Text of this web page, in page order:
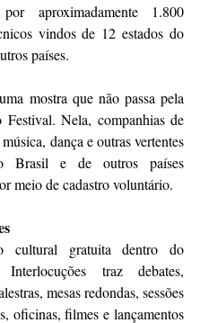
aproximadamente 1.800
vindos de 12 estados do
países.
mostra que não passa pela
Festival. Nela, companhias de
dança e outras vertentes
Brasil e de outros países
meio de cadastro voluntário.
cultural gratuita dentro do
traz debates,
mesas redondas, sessões
oficinas, filmes e lançamentos